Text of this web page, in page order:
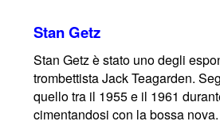
Stan Getz
Stan Getz è stato uno degli
trombettista Jack Teagarden.
quello tra il 1955 e il 1961
cimentandosi con la bossa nova.